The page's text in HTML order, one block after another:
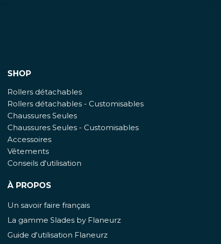
SHOP
Rollers détachables
Rollers détachables - Customisables
Chaussures Seules
Chaussures Seules - Customisables
Accessoires
Vêtements
Conseils d'utilisation
À PROPOS
Un savoir faire français
La gamme Slades by Flaneurz
Guide d'utilisation Flaneurz